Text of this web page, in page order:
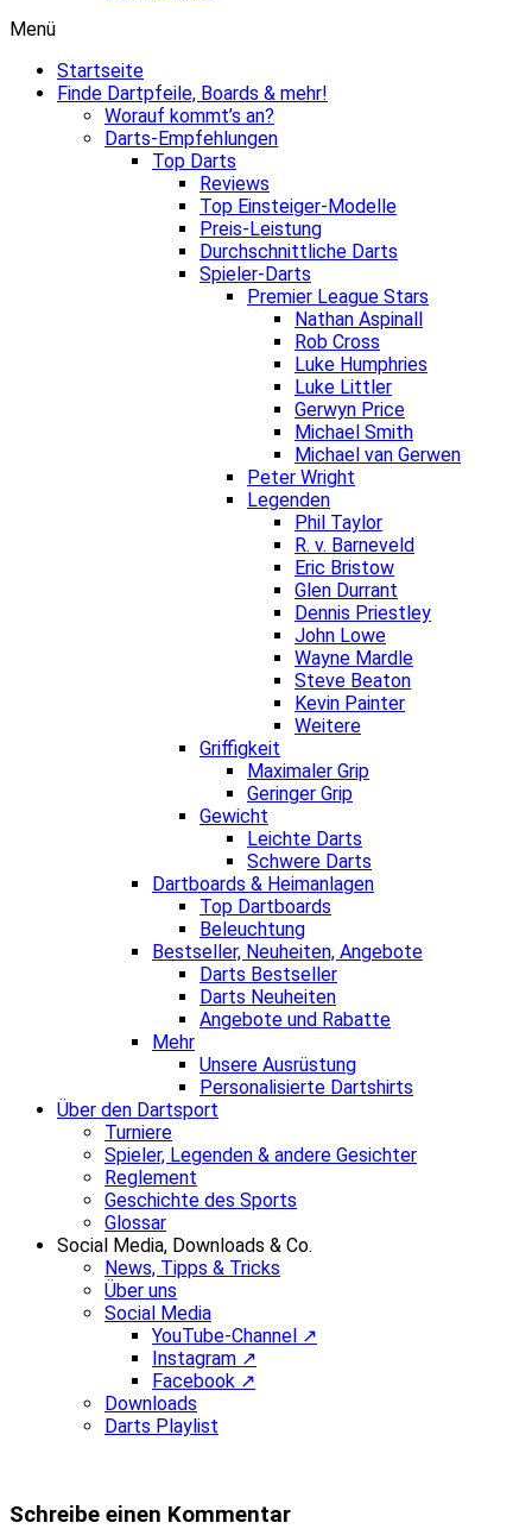
Menü
Startseite
Finde Dartpfeile, Boards & mehr!
Worauf kommt’s an?
Darts-Empfehlungen
Top Darts
Reviews
Top Einsteiger-Modelle
Preis-Leistung
Durchschnittliche Darts
Spieler-Darts
Premier League Stars
Nathan Aspinall
Rob Cross
Luke Humphries
Luke Littler
Gerwyn Price
Michael Smith
Michael van Gerwen
Peter Wright
Legenden
Phil Taylor
R. v. Barneveld
Eric Bristow
Glen Durrant
Dennis Priestley
John Lowe
Wayne Mardle
Steve Beaton
Kevin Painter
Weitere
Griffigkeit
Maximaler Grip
Geringer Grip
Gewicht
Leichte Darts
Schwere Darts
Dartboards & Heimanlagen
Top Dartboards
Beleuchtung
Bestseller, Neuheiten, Angebote
Darts Bestseller
Darts Neuheiten
Angebote und Rabatte
Mehr
Unsere Ausrüstung
Personalisierte Dartshirts
Über den Dartsport
Turniere
Spieler, Legenden & andere Gesichter
Reglement
Geschichte des Sports
Glossar
Social Media, Downloads & Co.
News, Tipps & Tricks
Über uns
Social Media
YouTube-Channel ↗
Instagram ↗
Facebook ↗
Downloads
Darts Playlist
Schreibe einen Kommentar